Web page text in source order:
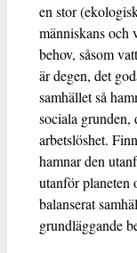
en stor
människans och
behov, såsom
är degen, det
samhället så
sociala grunden,
arbetslöshet.
hamnar den
utanför planeten
balanserat
grundläggande